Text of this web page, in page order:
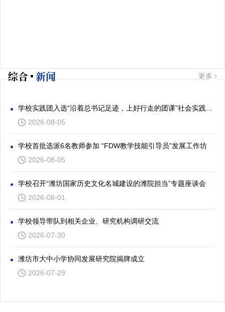
综合 新闻 更多
学校实践团入选“沿着总书记足迹，上好行走的团课”社会实践专项活动
2026-08-05
学校首批选派6名教师参加 “FDW教学技能引导员”发展工作坊
2026-08-05
学校召开“潍坊国家历史文化名城建设的潍院担当”专题座谈会
2026-08-01
学校领导带队到相关企业、研究机构调研交流
2026-07-30
潍坊市大中小学协同发展研究院揭牌成立
2026-07-29